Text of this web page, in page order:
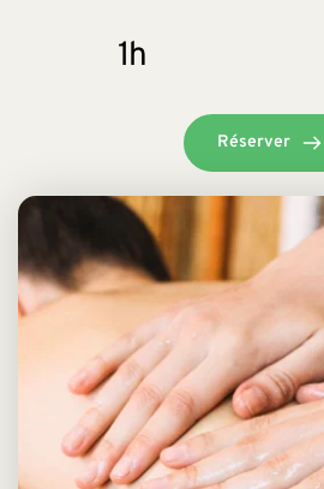
1h
Réserver